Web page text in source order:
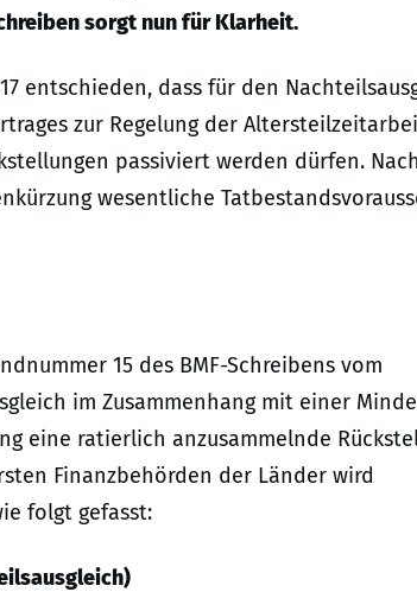
sorgt nun für Klarheit.
entschieden, dass für den
zur Regelung der
passiviert werden dürfen. Nach
wesentliche
15 des BMF-Schreibens vom
im Zusammenhang mit einer
eine ratierlich anzusammelnde
Finanzbehörden der Länder wird
folgt gefasst: